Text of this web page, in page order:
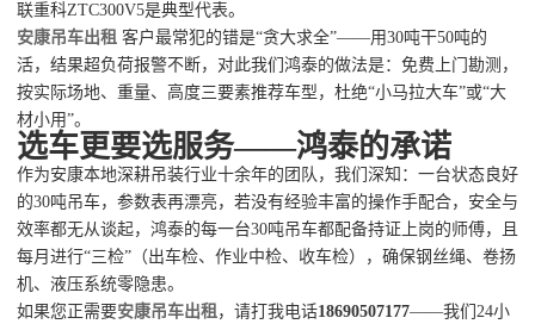
联重科ZTC300V5是典型代表。
安康吊车出租 客户最常犯的错是“贪大求全”——用30吨干50吨的
活，结果超负荷报警不断，对此我们鸿泰的做法是：免费上门勘测，
按实际场地、重量、高度三要素推荐车型，杜绝“小马拉大车”或“大
材小用”。
选车更要选服务——鸿泰的承诺
作为安康本地深耕吊装行业十余年的团队，我们深知：一台状态良好
的30吨吊车，参数表再漂亮，若没有经验丰富的操作手配合，安全与
效率都无从谈起，鸿泰的每一台30吨吊车都配备持证上岗的师傅，且
每月进行“三检”（出车检、作业中检、收车检），确保钢丝绳、卷扬
机、液压系统零隐患。
如果您正需要安康吊车出租，请打我电话18690507177——我们24小